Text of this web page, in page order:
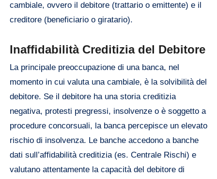
cambiale, ovvero il debitore (trattario o emittente) e il
creditore (beneficiario o giratario).
Inaffidabilità Creditizia del Debitore
La principale preoccupazione di una banca, nel
momento in cui valuta una cambiale, è la solvibilità del
debitore. Se il debitore ha una storia creditizia
negativa, protesti pregressi, insolvenze o è soggetto a
procedure concorsuali, la banca percepisce un elevato
rischio di insolvenza. Le banche accedono a banche
dati sull’affidabilità creditizia (es. Centrale Rischi) e
valutano attentamente la capacità del debitore di